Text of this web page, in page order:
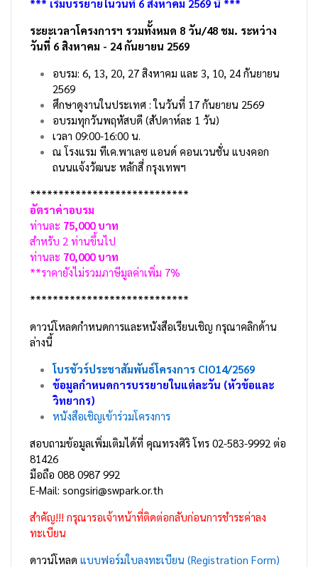
*** เริ่มบรรยายในวันที่ 6 สิงหาคม 2569 นี้ ***
ระยะเวลาโครงการฯ รวมทั้งหมด 8 วัน/48 ชม. ระหว่าง
วันที่ 6 สิงหาคม - 24 กันยายน 2569
อบรม: 6, 13, 20, 27 สิงหาคม และ 3, 10, 24 กันยายน
2569
ศึกษาดูงานในประเทศ : ในวันที่ 17 กันยายน 2569
อบรมทุกวันพฤหัสบดี (สัปดาห์ละ 1 วัน)
เวลา 09:00-16:00 น.
ณ โรงแรม ทีเค.พาเลซ แอนด์ คอนเวนชั่น แบงคอก
ถนนแจ้งวัฒนะ หลักสี่ กรุงเทพฯ
****************************
อัตราค่าอบรม
ท่านละ 75,000 บาท
สำหรับ 2 ท่านขึ้นไป
ท่านละ 70,000 บาท
**ราคายังไม่รวมภาษีมูลค่าเพิ่ม 7%
****************************
ดาวน์โหลดกำหนดการและหนังสือเรียนเชิญ กรุณาคลิกด้าน
ล่างนี้
โบรชัวร์ประชาสัมพันธ์โครงการ CIO14/2569
ข้อมูลกำหนดการบรรยายในแต่ละวัน (หัวข้อและ
วิทยากร)
หนังสือเชิญเข้าร่วมโครงการ
สอบถามข้อมูลเพิ่มเติมได้ที่ คุณทรงศิริ โทร 02-583-9992 ต่อ
81426
มือถือ 088 0987 992
E-Mail: songsiri@swpark.or.th
สำคัญ!!! กรุณารอเจ้าหน้าที่ติดต่อกลับก่อนการชำระค่าลง
ทะเบียน
ดาวน์โหลด แบบฟอร์มใบลงทะเบียน (Registration Form)